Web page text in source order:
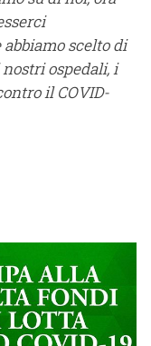
scelto di
ospedali, i
il COVID-